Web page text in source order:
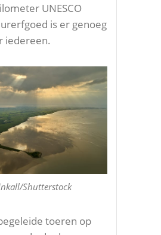
UNESCO
is er genoeg
iedereen.
Shutterstock
toeren op